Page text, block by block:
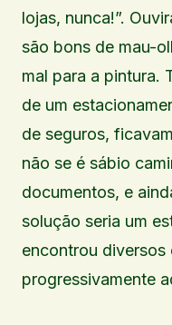
lojas, nunca!”.
são bons de mau-
mal para a pintura.
de um
de seguros,
não se é sábio
documentos, e
solução seria um
encontrou diversos
progressivamente